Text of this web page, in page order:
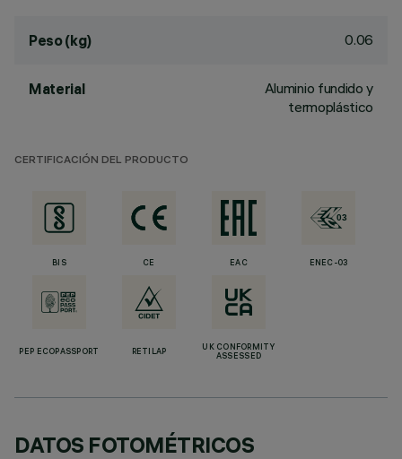
Peso (kg) 0.06
Material
Aluminio fundido y
termoplástico
CERTIFICACIÓN DEL PRODUCTO
BIS CE EAC ENEC-03
PEP ECOPASSPORT RETILAP
UK CONFORMITY
ASSESSED
DATOS FOTOMÉTRICOS